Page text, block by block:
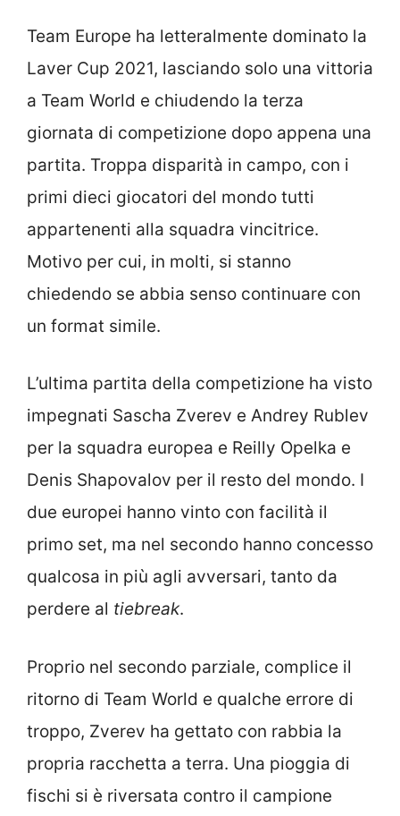
Team Europe ha letteralmente dominato la
Laver Cup 2021, lasciando solo una vittoria
a Team World e chiudendo la terza
giornata di competizione dopo appena una
partita. Troppa disparità in campo, con i
primi dieci giocatori del mondo tutti
appartenenti alla squadra vincitrice.
Motivo per cui, in molti, si stanno
chiedendo se abbia senso continuare con
un format simile.
L’ultima partita della competizione ha visto
impegnati Sascha Zverev e Andrey Rublev
per la squadra europea e Reilly Opelka e
Denis Shapovalov per il resto del mondo. I
due europei hanno vinto con facilità il
primo set, ma nel secondo hanno concesso
qualcosa in più agli avversari, tanto da
perdere al tiebreak.
Proprio nel secondo parziale, complice il
ritorno di Team World e qualche errore di
troppo, Zverev ha gettato con rabbia la
propria racchetta a terra. Una pioggia di
fischi si è riversata contro il campione